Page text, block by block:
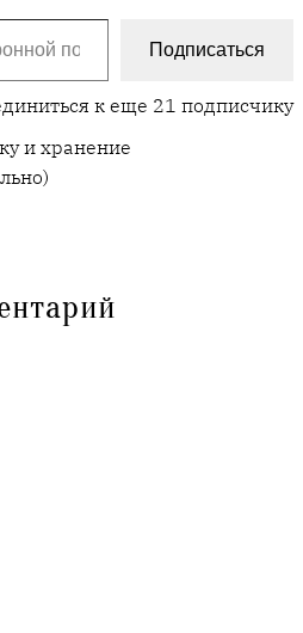
Подписаться
к еще 21 подписчику
и хранение